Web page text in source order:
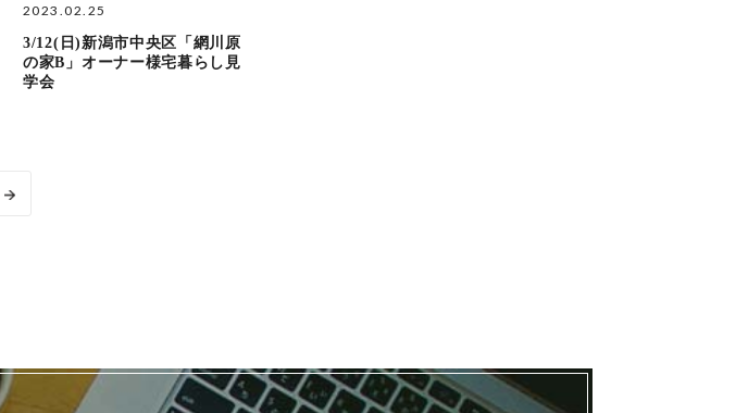
2023.02.25
3/12(日)新潟市中央区「網川原
の家B」オーナー様宅暮らし見
学会